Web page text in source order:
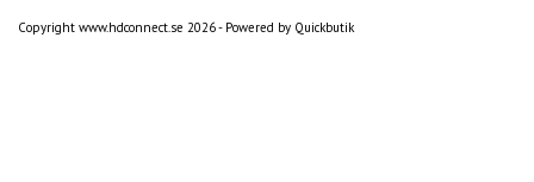
Copyright www.hdconnect.se 2026 - Powered by Quickbutik